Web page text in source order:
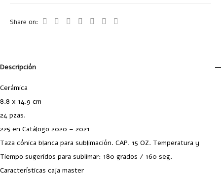
Share on:
Descripción
Cerámica
8.8 x 14.9 cm
24 pzas.
225 en Catálogo 2020 – 2021
Taza cónica blanca para sublimación. CAP. 15 OZ. Temperatura y
Tiempo sugeridos para sublimar: 180 grados / 160 seg.
Características caja master